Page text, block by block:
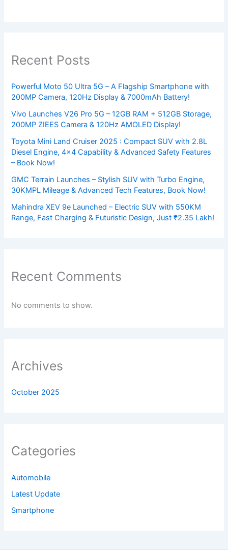
Recent Posts
Powerful Moto 50 Ultra 5G – A Flagship Smartphone with
200MP Camera, 120Hz Display & 7000mAh Battery!
Vivo Launches V26 Pro 5G – 12GB RAM + 512GB Storage,
200MP ZIEES Camera & 120Hz AMOLED Display!
Toyota Mini Land Cruiser 2025 : Compact SUV with 2.8L
Diesel Engine, 4×4 Capability & Advanced Safety Features
– Book Now!
GMC Terrain Launches – Stylish SUV with Turbo Engine,
30KMPL Mileage & Advanced Tech Features, Book Now!
Mahindra XEV 9e Launched – Electric SUV with 550KM
Range, Fast Charging & Futuristic Design, Just ₹2.35 Lakh!
Recent Comments
No comments to show.
Archives
October 2025
Categories
Automobile
Latest Update
Smartphone